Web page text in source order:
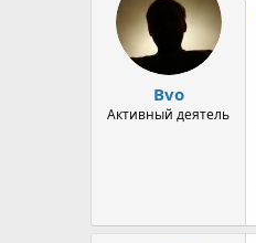
Bvo
Активный деятель